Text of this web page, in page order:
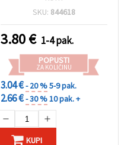
SKU: 844618
3.80€ 1-4 pak.
POPUSTI
ZA KOLIČINU
3.04 €- 20 %5-9 pak.
2.66 €- 30 %10 pak. +
KUPI